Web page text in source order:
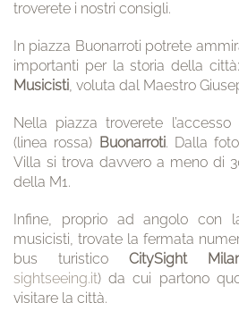
troverete i nostri consigli.
In piazza Buonarroti potrete
importanti per la storia della città:
Musicisti, voluta dal Maestro
Nella piazza troverete
(linea rossa) Buonarroti. Dalla
Villa si trova davvero a meno di
della M1.
Infine, proprio ad angolo con
musicisti, trovate la fermata
bus turistico CitySight
sightseeing.it) da cui partono
visitare la città.